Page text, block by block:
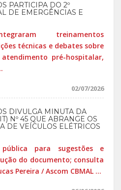
PARTICIPA DO 2º
DE EMERGÊNCIAS E
treinamentos
técnicas e debates sobre
pré-hospitalar,
02/07/2026
DIVULGA MINUTA DA
Nº 45 QUE ABRANGE OS
DE VEÍCULOS ELÉTRICOS
para sugestões e
do documento; consulta
Pereira / Ascom CBMAL ...